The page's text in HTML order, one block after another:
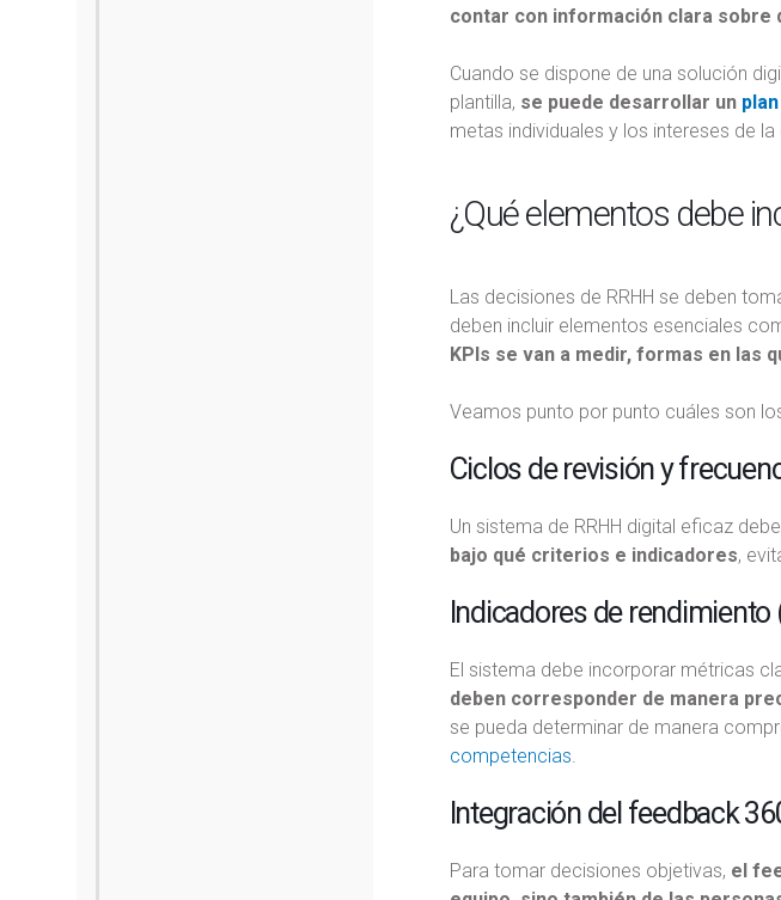
contar con información clara sobre
Cuando se dispone de una solución
plantilla, se puede desarrollar un
metas individuales y los intereses de la
¿Qué elementos debe
Las decisiones de RRHH se deben
deben incluir elementos esenciales
KPIs se van a medir, formas en las
Veamos punto por punto cuáles son
Ciclos de revisión y
Un sistema de RRHH digital eficaz
bajo qué criterios e indicadores,
Indicadores de
El sistema debe incorporar métricas
deben corresponder de manera
se pueda determinar de manera
competencias
Integración del feedback
Para tomar decisiones objetivas, el